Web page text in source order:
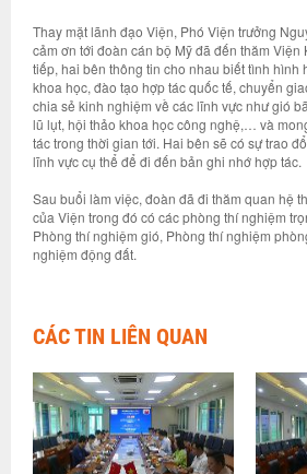
Thay mặt lãnh đạo Viện, Phó Viện trưởng
cảm ơn tới đoàn cán bộ Mỹ đã đến thăm Viện
tiếp, hai bên thông tin cho nhau biết tình hình
khoa học, đào tạo hợp tác quốc tế, chuyển
chia sẻ kinh nghiệm về các lĩnh vực như gió
lũ lụt, hội thảo khoa học công nghệ,… và
tác trong thời gian tới. Hai bên sẽ có sự trao
lĩnh vực cụ thể để đi đến bản ghi nhớ hợp tác.
Sau buổi làm việc, đoàn đã đi thăm quan hệ
của Viện trong đó có các phòng thí nghiệm
Phòng thí nghiệm gió, Phòng thí nghiệm
nghiệm động đất.
CÁC TIN LIÊN QUAN